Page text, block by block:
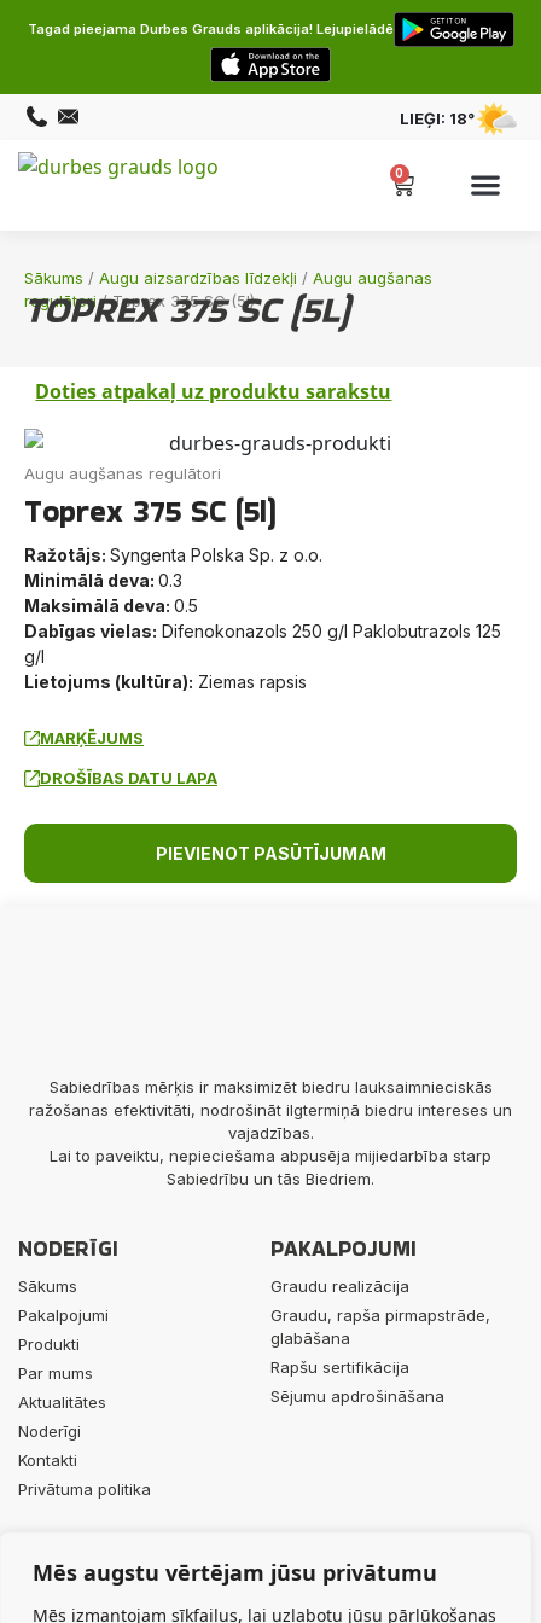
Mēs augstu vērtējam jūsu privātumu
Mēs izmantojam sīkfailus, lai uzlabotu jūsu pārlūkošanas
Tagad pieejama Durbes Grauds aplikācija! Lejupielādē
LIEĢI: 18°
0
Sākums / Augu aizsardzības līdzekļi / Augu augšanas
regulātori/ Toprex 375 SC (5l)
TOPREX 375 SC (5L)
Doties atpakaļ uz produktu sarakstu
Augu augšanas regulātori
Toprex 375 SC (5l)
Ražotājs: Syngenta Polska Sp. z o.o.
Minimālā deva: 0.3
Maksimālā deva: 0.5
Dabīgas vielas: Difenokonazols 250 g/l Paklobutrazols 125
g/l
Lietojums (kultūra): Ziemas rapsis
MARĶĒJUMS
DROŠĪBAS DATU LAPA
PIEVIENOT PASŪTĪJUMAM
Sabiedrības mērķis ir maksimizēt biedru lauksaimnieciskās
ražošanas efektivitāti, nodrošināt ilgtermiņā biedru intereses un
vajadzības.
Lai to paveiktu, nepieciešama abpusēja mijiedarbība starp
Sabiedrību un tās Biedriem.
NODERĪGI
Sākums
Pakalpojumi
Produkti
Par mums
Aktualitātes
Noderīgi
Kontakti
Privātuma politika
PAKALPOJUMI
Graudu realizācija
Graudu, rapša pirmapstrāde,
glabāšana
Rapšu sertifikācija
Sējumu apdrošināšana
Minerālmēsli
Augu aizsardzības līdzekļi
+371 29453063
info@durbesgrauds.lv